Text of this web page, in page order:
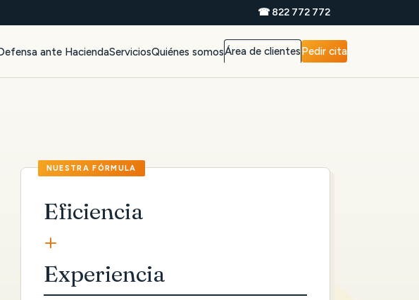
☎ 822 772 772
ante HaciendaServiciosQuiénes somosÁrea de clientesPedir cita
Eficiencia
+
Experiencia